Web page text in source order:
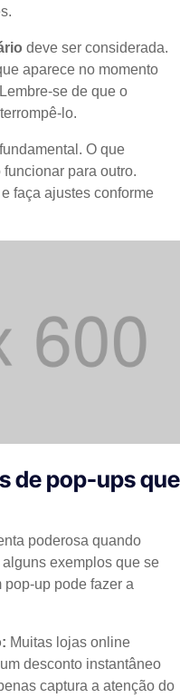
deve ser considerada.
aparece no momento
se de que o
lo.
O que
para outro.
faça ajustes conforme
de pop-ups que
poderosa quando
exemplos que se
pop-up pode fazer a
Muitas lojas online
desconto instantâneo
captura a atenção do